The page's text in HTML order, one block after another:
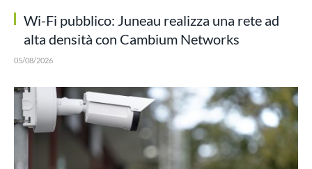
Wi-Fi pubblico: Juneau realizza una rete ad
alta densità con Cambium Networks
05/08/2026